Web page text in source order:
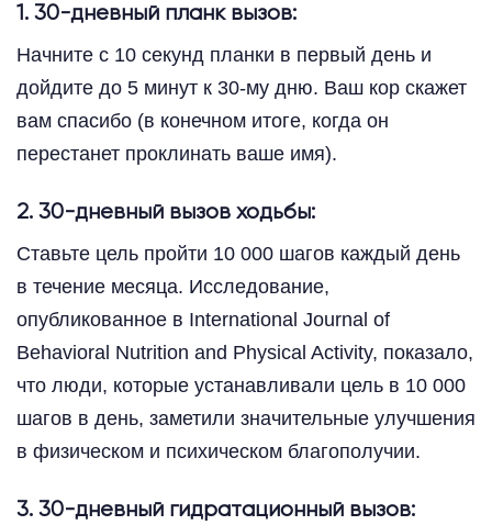
1. 30-дневный планк вызов:
Начните с 10 секунд планки в первый день и
дойдите до 5 минут к 30-му дню. Ваш кор скажет
вам спасибо (в конечном итоге, когда он
перестанет проклинать ваше имя).
2. 30-дневный вызов ходьбы:
Ставьте цель пройти 10 000 шагов каждый день
в течение месяца. Исследование,
опубликованное в International Journal of
Behavioral Nutrition and Physical Activity, показало,
что люди, которые устанавливали цель в 10 000
шагов в день, заметили значительные улучшения
в физическом и психическом благополучии.
3. 30-дневный гидратационный вызов: